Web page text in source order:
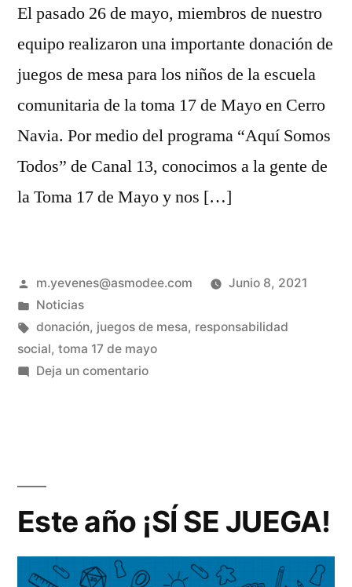
El pasado 26 de mayo, miembros de nuestro
equipo realizaron una importante donación de
juegos de mesa para los niños de la escuela
comunitaria de la toma 17 de Mayo en Cerro
Navia. Por medio del programa “Aquí Somos
Todos” de Canal 13, conocimos a la gente de
la Toma 17 de Mayo y nos […]
m.yevenes@asmodee.com
Junio 8, 2021
Noticias
donación, juegos de mesa, responsabilidad
social, toma 17 de mayo
Deja un comentario
Este año ¡SÍ SE JUEGA!